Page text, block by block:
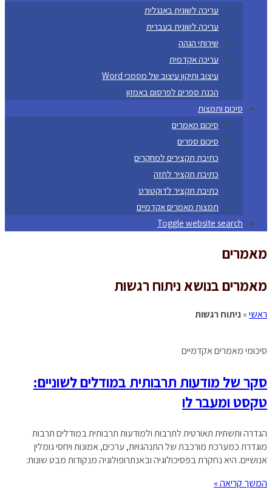
עריכה לשונית באנגלית
עריכה לשונית בעברית
שירותי הגהה
עריכה אקדמית
עיצוב ותיקון עיצוב של מסמכי Word
הכנת ספרים לפרסום באמזון
סיכום ותמצות
סיכום מאמרים
סיכום ספרים
כתיבת תקצירים למחקרים
כתיבת תקציר לתזה
כתיבת תקציר לדוקטורט
תמצות מאמרים אקדמיים
Toggle website search
מאמרים
מאמרים בנושא ניתוח רגשות
ראשי»ניתוח רגשות
סיכומי מאמרים אקדמיים
סקר של מודעות תרבותית במודלים לשוניים:
טקסט ומעבר לו
הגדרה ותשתית תאורטית לתרבות ולמודעות תרבותית במודלים תרבות
מוגדרת כמערכת מורכבת של התנהגויות, ערכים, אמונות ויחסי גומלין
אנושיים. היא נחקרת בפסיכולוגיה ובאנתרופולוגיה מנקודות מבט שונות:
המשך קריאה »